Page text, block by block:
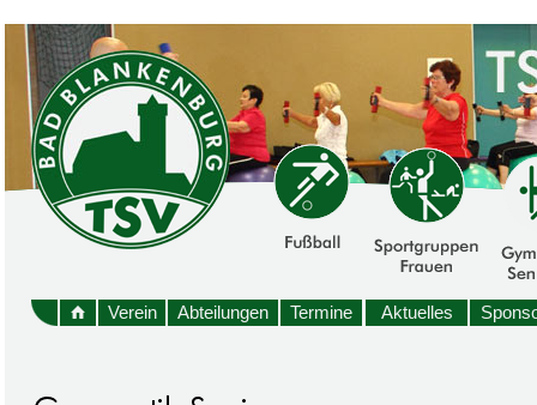
Verein Abteilungen Termine Aktuelles